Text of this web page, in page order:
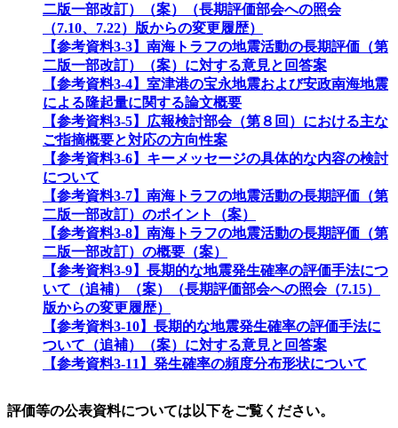
二版一部改訂）（案）（長期評価部会への照会
（7.10、7.22）版からの変更履歴）
【参考資料3-3】南海トラフの地震活動の長期評価（第
二版一部改訂）（案）に対する意見と回答案
【参考資料3-4】室津港の宝永地震および安政南海地震
による隆起量に関する論文概要
【参考資料3-5】広報検討部会（第８回）における主な
ご指摘概要と対応の方向性案
【参考資料3-6】キーメッセージの具体的な内容の検討
について
【参考資料3-7】南海トラフの地震活動の長期評価（第
二版一部改訂）のポイント（案）
【参考資料3-8】南海トラフの地震活動の長期評価（第
二版一部改訂）の概要（案）
【参考資料3-9】長期的な地震発生確率の評価手法につ
いて（追補）（案）（長期評価部会への照会（7.15）
版からの変更履歴）
【参考資料3-10】長期的な地震発生確率の評価手法に
ついて（追補）（案）に対する意見と回答案
【参考資料3-11】発生確率の頻度分布形状について
評価等の公表資料については以下をご覧ください。